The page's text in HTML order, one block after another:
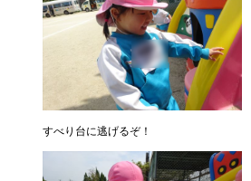
すべり台に逃げるぞ！